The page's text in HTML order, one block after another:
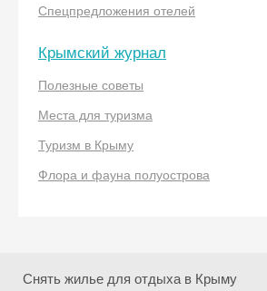
Спецпредложения отелей
Крымский журнал
Полезные советы
Места для туризма
Туризм в Крыму
Флора и фауна полуострова
Снять жилье для отдыха в Крыму
Скидка −5%
Хочешь дешевле? Оставь